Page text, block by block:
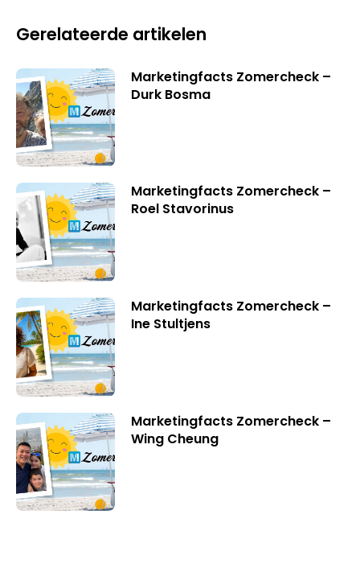
Gerelateerde artikelen
Marketingfacts Zomercheck –
Durk Bosma
Marketingfacts Zomercheck –
Roel Stavorinus
Marketingfacts Zomercheck –
Ine Stultjens
Marketingfacts Zomercheck –
Wing Cheung